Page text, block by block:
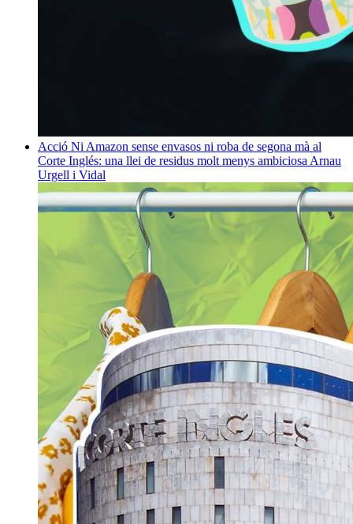
Acció Ni Amazon sense envasos ni roba de segona mà al
Corte Inglés: una llei de residus molt menys ambiciosa Arnau
Urgell i Vidal